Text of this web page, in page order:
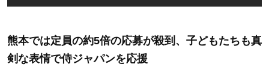
熊本では定員の約5倍の応募が殺到、子どもたちも真
剣な表情で侍ジャパンを応援